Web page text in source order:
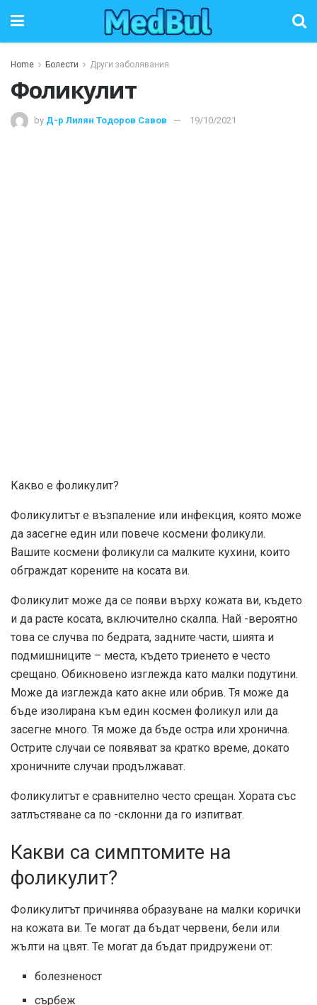
Home Болести Други заболявания
Фоликулит
by Д-р Лилян Тодоров Савов 19/10/2021
Какво е фоликулит?
Фоликулитът е възпаление или инфекция, която може
да засегне един или повече космени фоликули.
Вашите космени фоликули са малките кухини, които
обграждат корените на косата ви.
Фоликулит може да се появи върху кожата ви, където
и да расте косата, включително скалпа. Най -вероятно
това се случва по бедрата, задните части, шията и
подмишниците – места, където триенето е често
срещано. Обикновено изглежда като малки подутини.
Може да изглежда като акне или обрив. Тя може да
бъде изолирана към един космен фоликул или да
засегне много. Тя може да бъде остра или хронична.
Острите случаи се появяват за кратко време, докато
хроничните случаи продължават.
Фоликулитът е сравнително често срещан. Хората със
затлъстяване са по -склонни да го изпитват.
Какви са симптомите на
фоликулит?
Фоликулитът причинява образуване на малки корички
на кожата ви. Те могат да бъдат червени, бели или
жълти на цвят. Те могат да бъдат придружени от:
болезненост
сърбеж